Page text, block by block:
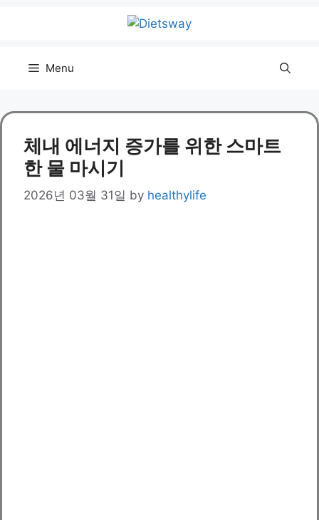
Menu
체내 에너지 증가를 위한 스마트
한 물 마시기
2026년 03월 31일 by healthylife